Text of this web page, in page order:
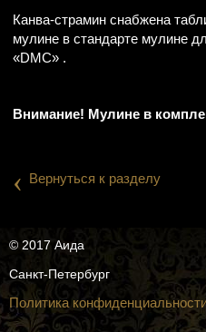
Канва-страмин снабжена
мулине в стандарте мулине
«DMC» .
Внимание! Мулине в
‹ Вернуться к разделу
© 2017 Аида
Санкт-Петербург
Политика